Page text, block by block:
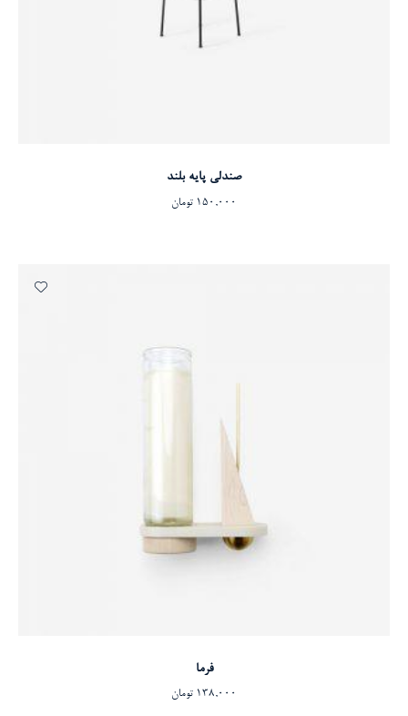
افزودن به سبد خرید
صندلی پایه بلند
150,000 تومان
افزودن به سبد خرید
فرما
138,000 تومان